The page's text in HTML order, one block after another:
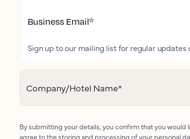
Business Email*
Sign up to our mailing list for regular
Company/Hotel Name*
By submitting your details, you confirm that you
agree to the storing and processing of your personal